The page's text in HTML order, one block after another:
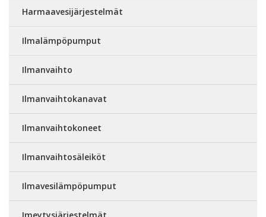
Harmaavesijärjestelmät
Ilmalämpöpumput
Ilmanvaihto
Ilmanvaihtokanavat
Ilmanvaihtokoneet
Ilmanvaihtosäleiköt
Ilmavesilämpöpumput